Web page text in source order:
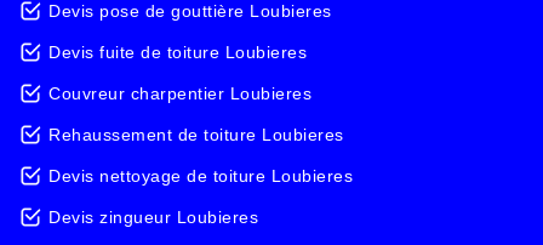
Devis pose de gouttière Loubieres
Devis fuite de toiture Loubieres
Couvreur charpentier Loubieres
Rehaussement de toiture Loubieres
Devis nettoyage de toiture Loubieres
Devis zingueur Loubieres